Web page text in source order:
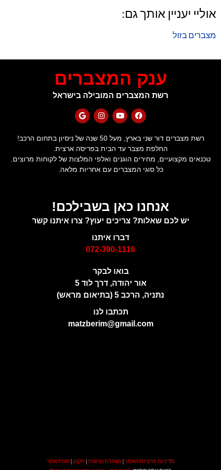
אוליי יעניין אותך גם:
מצברים בזול
ענק המצברים
רשת המצברים המובילה בישראל
רשת מצברים דור שני בארץ, מעל 50 שנה של ניסיון בתחום הרכב!
החלפת מצבר עד הבית בפריסה ארצית.
טכנאים מקצועיים, מחירים הוגנים ואלפי המלצות של לקוחות מרוצים.
כל סוגי המצברים עם אחריות מלאה.
אנחנו כאן בשבילכם!
יש לכם שאלות? צריכים יעוץ? צרו איתנו קשר
דברו איתנו
072-390-1116
בואו לבקר
אור יהודה, דרך לוד 5
נתניה, הרכב 5 (בתיאום מראש)
תכתבו לנו
matzberim@gmail.com
מדיניות פרטיות האתר | הצהרת נגישות | תקנון | מפת אתר